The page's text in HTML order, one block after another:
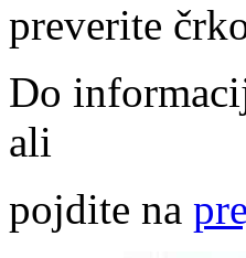
preverite
Do
ali
pojdite na